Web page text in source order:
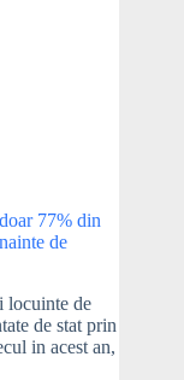
77% din
de
locuinte de
de stat prin
in acest an,